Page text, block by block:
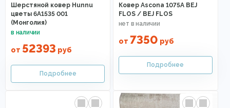
Шерстяной ковер Hunnu
цветы 6A1535 001
(Монголия)
от 52393 руб
Ковер Ascona 1075A BEJ
FLOS / BEJ FLOS
от 7350 руб